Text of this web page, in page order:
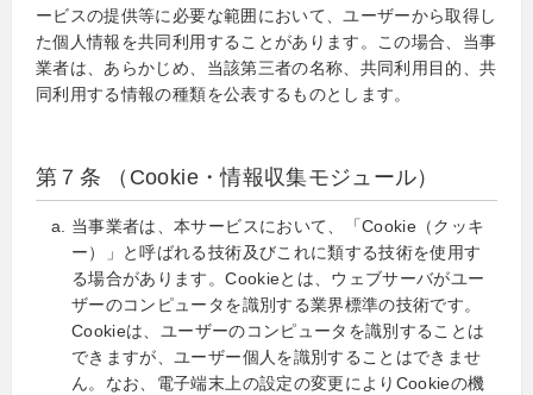
ービスの提供等に必要な範囲において、ユーザーから取得し
た個人情報を共同利用することがあります。この場合、当事
業者は、あらかじめ、当該第三者の名称、共同利用目的、共
同利用する情報の種類を公表するものとします。
第７条 （Cookie・情報収集モジュール）
当事業者は、本サービスにおいて、「Cookie（クッキ
ー）」と呼ばれる技術及びこれに類する技術を使用す
る場合があります。Cookieとは、ウェブサーバがユー
ザーのコンピュータを識別する業界標準の技術です。
Cookieは、ユーザーのコンピュータを識別することは
できますが、ユーザー個人を識別することはできませ
ん。なお、電子端末上の設定の変更によりCookieの機